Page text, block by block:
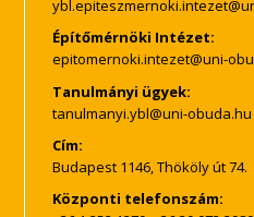
Építőmérnöki Intézet:
Tanulmányi ügyek:
Cím:
Budapest 1146, Thököly út 74.
Központi telefonszám: